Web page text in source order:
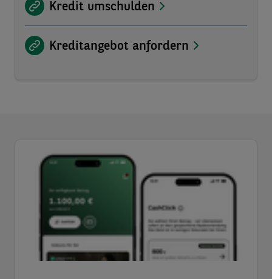
Kredit umschulden
Kreditangebot anfordern